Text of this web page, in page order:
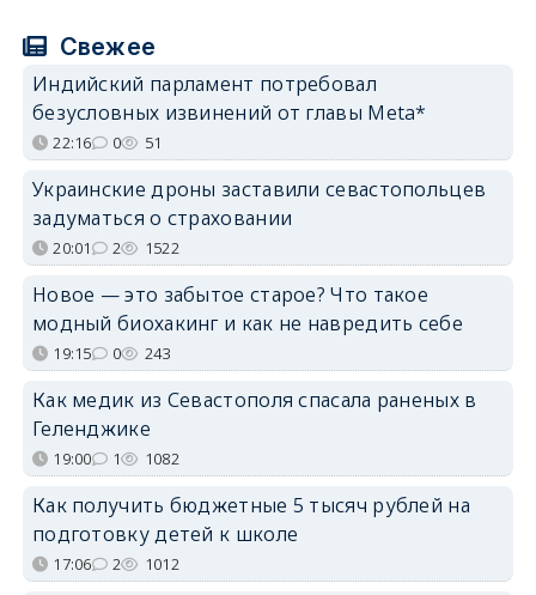
Свежее
Индийский парламент потребовал
безусловных извинений от главы Meta*
22:16 0 51
Украинские дроны заставили севастопольцев
задуматься о страховании
20:01 2 1522
Новое — это забытое старое? Что такое
модный биохакинг и как не навредить себе
19:15 0 243
Как медик из Севастополя спасала раненых в
Геленджике
19:00 1 1082
Как получить бюджетные 5 тысяч рублей на
подготовку детей к школе
17:06 2 1012